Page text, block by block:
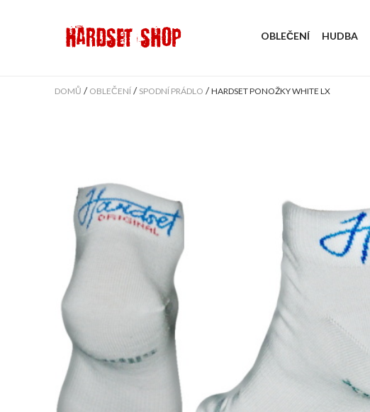
OBLEČENÍ HUDBA
DOMŮ / OBLEČENÍ / SPODNÍ PRÁDLO /HARDSET PONOŽKY WHITE LX